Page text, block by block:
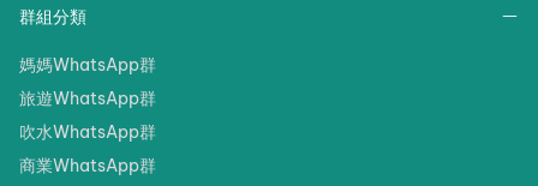
群組分類
媽媽WhatsApp群
旅遊WhatsApp群
吹水WhatsApp群
商業WhatsApp群